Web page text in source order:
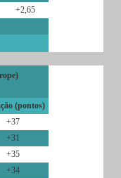
+2,65
(pontos)
+37
+31
+35
+34